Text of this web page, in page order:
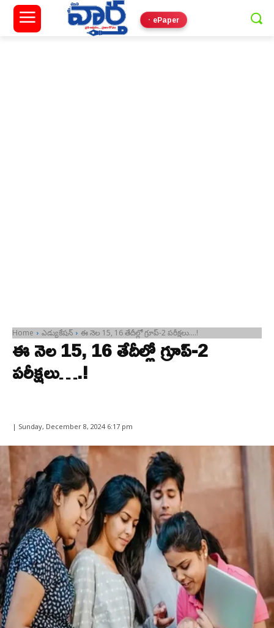
ePaper
Home ఎడ్యుకేషన్ ఈ నెల 15, 16 తేదీల్లో గ్రూప్-2 పరీక్షలు....!
ఈ నెల 15, 16 తేదీల్లో గ్రూప్-2
పరీక్షలు….!
| Sunday, December 8, 2024 6:17 pm